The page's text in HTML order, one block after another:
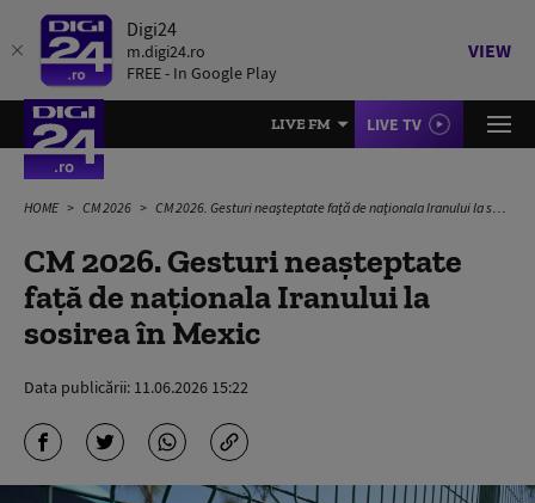
Digi24
m.digi24.ro
FREE - In Google Play
VIEW
LIVE FM LIVE TV
HOME CM 2026 CM 2026. Gesturi neașteptate față de naționala Iranului la sosirea în Mexic
CM 2026. Gesturi neașteptate
față de naționala Iranului la
sosirea în Mexic
Data publicării: 11.06.2026 15:22